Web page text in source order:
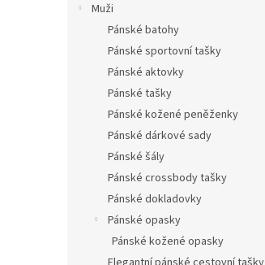
Muži
Pánské batohy
Pánské sportovní tašky
Pánské aktovky
Pánské tašky
Pánské kožené peněženky
Pánské dárkové sady
Pánské šály
Pánské crossbody tašky
Pánské dokladovky
Pánské opasky
Pánské kožené opasky